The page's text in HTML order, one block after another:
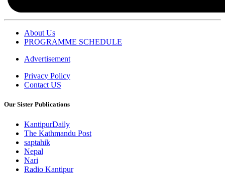
About Us
PROGRAMME SCHEDULE
Advertisement
Privacy Policy
Contact US
Our Sister Publications
KantipurDaily
The Kathmandu Post
saptahik
Nepal
Nari
Radio Kantipur